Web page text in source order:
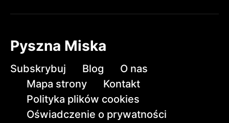
Pyszna Miska
Subskrybuj Blog
O nas
Mapa strony
Kontakt
Polityka plików cookies
Oświadczenie o prywatności